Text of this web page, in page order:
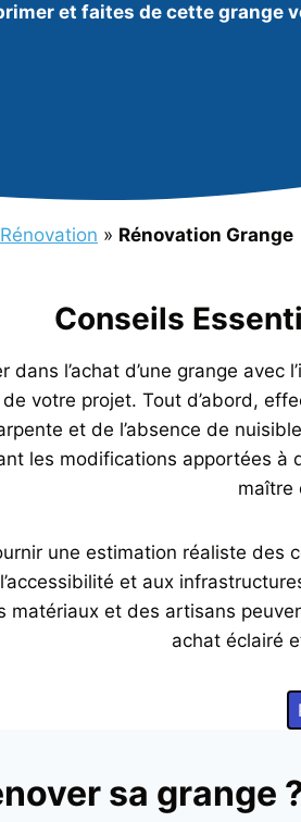
et faites de cette grange
» Rénovation Grange
Conseils
dans l’achat d’une grange
votre projet. Tout d’abord,
et de l’absence de
les modifications apportées
maître
une estimation réaliste des
et aux
matériaux et des artisans
achat éclairé
sa grange